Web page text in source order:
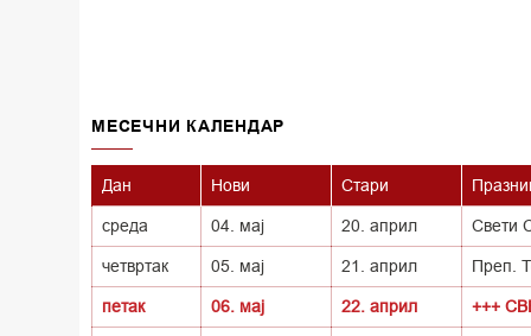
MECEЧНИ КАЛЕНДАР
Дан Нови Стари
среда 04. мај 20. април Свети
четвртак 05. мај 21. април Преп.
петак 06. мај 22. април +++